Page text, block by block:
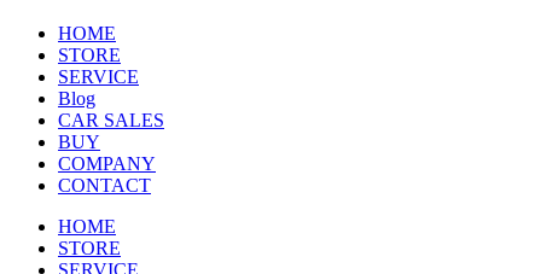
HOME
STORE
SERVICE
Blog
CAR SALES
BUY
COMPANY
CONTACT
HOME
STORE
SERVICE